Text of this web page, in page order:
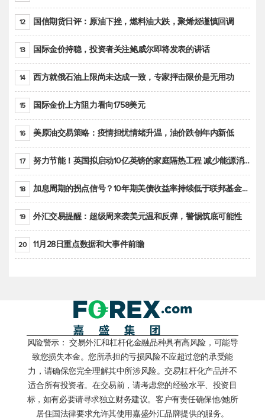
12 国信期货日评：原油下挫，燃料油大跌，聚烯烃谨慎回调
13 国际金价持稳，投资者关注鲍威尔即将发表的讲话
14 西方就俄石油上限尚未达成一致，专家抨击限价是无用功
15 国际金价上方阻力看向1758美元
16 美原油交易策略：疫情担忧情绪升温，油价跌创年内新低
17 努力节能！英国拟启动10亿英镑的家庭隔热工程 减少能源消耗
18 加息周期的拐点信号？10年期美债收益率持续低于联邦基金利率目标区间
19 外汇交易提醒：超级周来袭美元温和反弹，警惕筑底可能性
20 11月28日重点数据和大事件前瞻
风险警示： 交易外汇和杠杆化金融品种具有高风险，可能导
致您损失本金。您所承担的亏损风险不应超过您的承受能
力，请确保您完全理解其中所涉风险。交易杠杆化产品并不
适合所有投资者。在交易前，请考虑您的经验水平、投资目
标，如有必要请寻求独立财务建议。客户有责任确保他/她所
居住国法律要求允许其使用嘉盛外汇品牌提供的服务。